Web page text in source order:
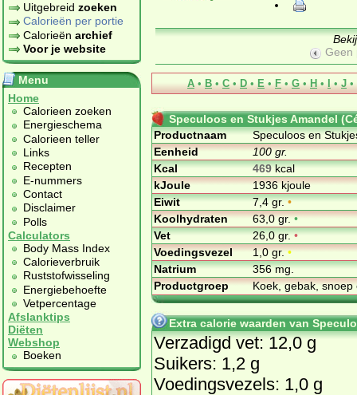
Uitgebreid zoeken
Calorieën per portie
Calorieën archief
Voor je website
Menu
Home
Calorieen zoeken
Energieschema
Calorieen teller
Links
Recepten
E-nummers
Contact
Disclaimer
Polls
Calculators
Body Mass Index
Calorieverbruik
Ruststofwisseling
Energiebehoefte
Vetpercentage
Afslanktips
Diëten
Webshop
Boeken
Geen
A • B • C • D • E • F • G • H • I • J •
Speculoos en Stukjes Amandel
Productnaam
Speculoos en
Eenheid
100 gr.
Kcal
469kcal
kJoule
1936 kjoule
Eiwit
7,4 gr.•
Koolhydraten
63,0 gr.•
Vet
26,0 gr.•
Voedingsvezel
1,0 gr.•
Natrium
356 mg.
Productgroep
Koek, gebak,
Extra calorie waarden van
Verzadigd vet: 12,0 g
Suikers: 1,2 g
Voedingsvezels: 1,0 g